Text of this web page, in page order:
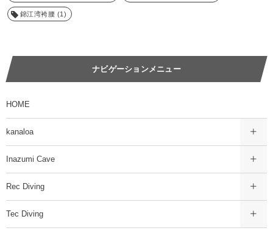
錦江湾袴腰 (1)
ナビゲーションメニュー
HOME
kanaloa
Inazumi Cave
Rec Diving
Tec Diving